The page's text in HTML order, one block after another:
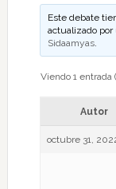
Este debate
actualizado
Sidaamyas.
Viendo 1 entrada
Autor
octubre 31,